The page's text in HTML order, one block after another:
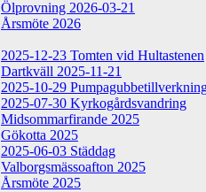
Ölprovning 2026-03-21
Årsmöte 2026
2025-12-23 Tomten vid Hultastenen
Dartkväll 2025-11-21
2025-10-29
2025-07-30 Kyrkogårdsvandring
Midsommarfirande 2025
Gökotta 2025
2025-06-03 Städdag
Valborgsmässoafton 2025
Årsmöte 2025